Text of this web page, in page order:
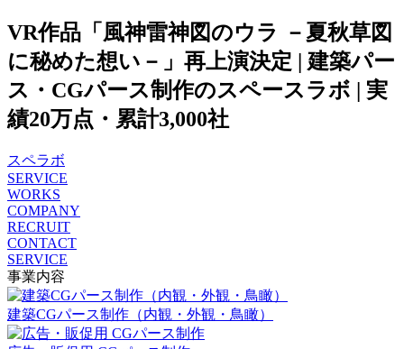
VR作品「風神雷神図のウラ －夏秋草図
に秘めた想い－」再上演決定 | 建築パー
ス・CGパース制作のスペースラボ | 実
績20万点・累計3,000社
スペラボ
SERVICE
WORKS
COMPANY
RECRUIT
CONTACT
SERVICE
事業内容
建築CGパース制作（内観・外観・鳥瞰）